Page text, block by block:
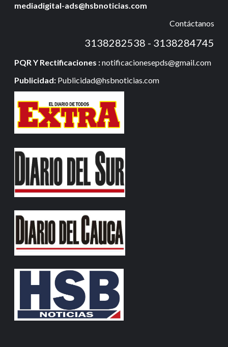
mediadigital-ads@hsbnoticias.com
Contáctanos
3138282538 - 3138284745
PQR Y Rectificaciones :notificacionesepds@gmail.com
Publicidad: Publicidad@hsbnoticias.com